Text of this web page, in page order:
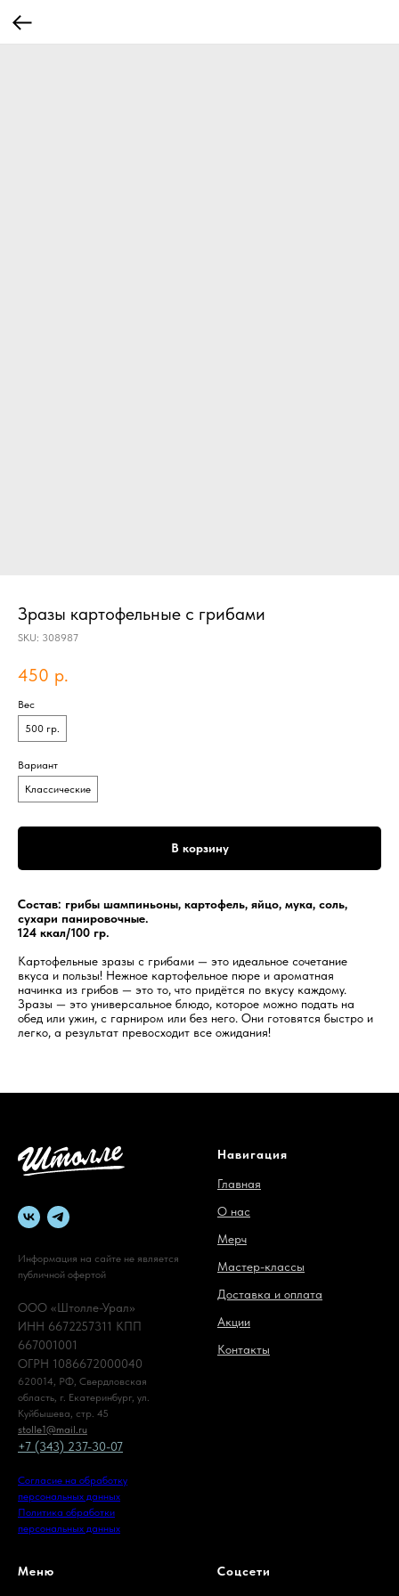
Зразы картофельные с грибами
SKU: 308987
450 р.
Вес
500 гр.
Вариант
Классические
В корзину
Состав: грибы шампиньоны, картофель, яйцо, мука, соль,
сухари панировочные.
124 ккал/100 гр.
Картофельные зразы с грибами — это идеальное сочетание
вкуса и пользы! Нежное картофельное пюре и ароматная
начинка из грибов — это то, что придётся по вкусу каждому.
Зразы — это универсальное блюдо, которое можно подать на
обед или ужин, с гарниром или без него. Они готовятся быстро и
легко, а результат превосходит все ожидания!
Информация на сайте не является
публичной офертой
ООО «Штолле-Урал»
ИНН 6672257311 КПП
667001001
ОГРН 1086672000040
620014, РФ, Свердловская
область, г. Екатеринбург, ул.
Куйбышева, стр. 45
stolle1@mail.ru
+7 (343) 237-30-07
Согласие на обработку
персональных данных
Политика обработки
персональных данных
Навигация
Главная
О нас
Мерч
Мастер-классы
Доставка и оплата
Акции
Контакты
Меню Соцсети